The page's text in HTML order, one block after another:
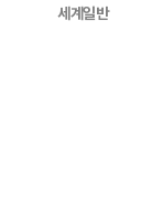
세계일반